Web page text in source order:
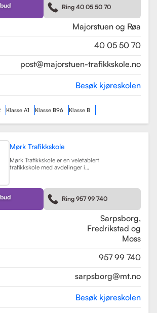
kjent for sin høye kvalitet på
opplæring. Alle instruktørene er
pedagogisk utdannet fra Nord
Universitet og Met Universitet, noe
som sikrer en profesjonell og trygg
Ring 40 05 50 70
Majorstuen og Røa
40 05 50 70
post@majorstuen-trafikkskole.no
Besøk kjøreskolen
Klasse A1 Klasse B96 Klasse B
Mørk Trafikkskole
Mørk Trafikkskole er en veletablert
trafikkskole med avdelinger i
på undervisningen, og har fått
positive tilbakemeldinger fra elever,
med vurderinger som 5.0 i
Sarpsborg og 4.4 i Fredrikstad.
Ring 957 99 740
Sarpsborg,
Fredrikstad og
Moss
957 99 740
sarpsborg@mt.no
Besøk kjøreskolen